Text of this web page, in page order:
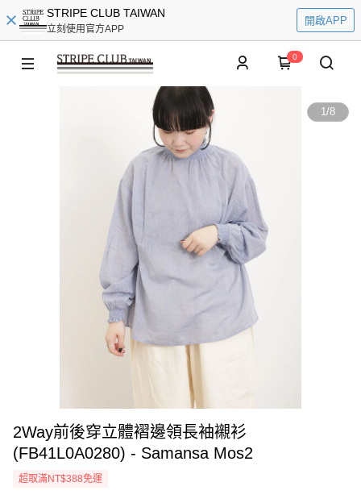
STRIPE CLUB TAIWAN
立刻使用官方APP
開啟APP
0
1/8
2Way前後穿立體褶邊領長袖襯衫
(FB41L0A0280) - Samansa Mos2
超取滿NT$388免運